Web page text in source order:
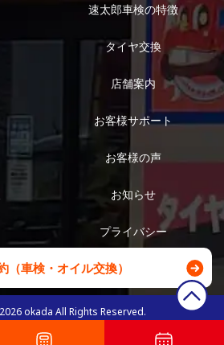
速太郎車検の特徴
タイヤ交換
店舗案内
お客様サポート
お客様の声
お知らせ
プライバシー
（車検・オイル交換）
2026okada All Rights Reserved.